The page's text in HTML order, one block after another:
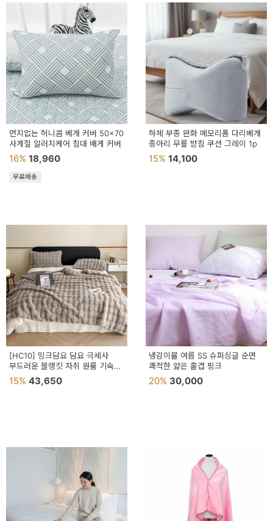
먼지없는 허니콤 베개 커버 50x70
사계절 알러지케어 침대 배게 커버
16% 18,960
무료배송
하체 부종 완화 메모리폼 다리베개
종아리 무릎 받침 쿠션 그레이 1p
15% 14,100
[HC10] 밍크담요 담요 극세사
부드러운 블랭킷 자취 원룸 기숙사
엠보웨이브
15% 43,650
냉감이불 여름 SS 슈퍼싱글 순면
쾌적한 얇은 홑겹 핑크
20% 30,000